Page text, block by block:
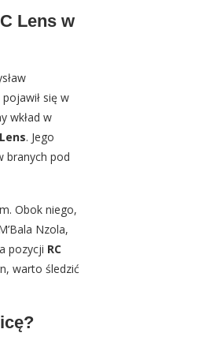
Lens w
się w
wkład w
. Jego
branych pod
Obok niego,
Nzola,
pozycji RC
warto śledzić